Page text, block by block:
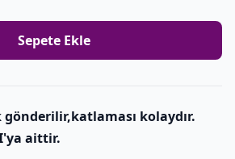
Sepete Ekle
kolaydır.
aittir.